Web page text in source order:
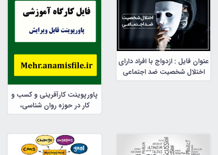
عنوان فایل : ازدواج با افراد دارای
اختلال شخصیت ضد اجتماعی
پاورپوینت کارآفرینی و کسب و
کار در حوزه روان شناسی،
مشاوره و علوم تربیتی